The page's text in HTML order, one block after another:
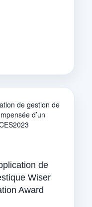
de
Wiser
Award